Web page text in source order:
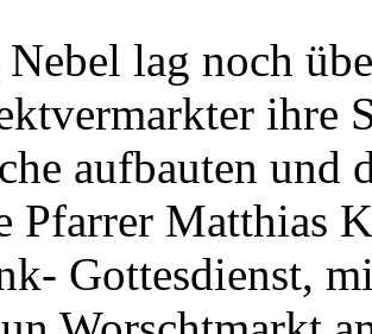
lag noch
ihre
aufbauten und
Pfarrer Matthias
Gottesdienst,